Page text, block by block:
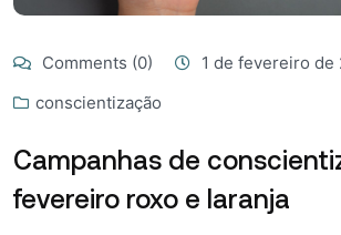
Comments (0)
1 de fevereiro de
conscientização
Campanhas de
fevereiro roxo e laranja